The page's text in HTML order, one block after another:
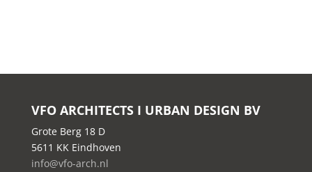
VFO ARCHITECTS I URBAN DESIGN BV
Grote Berg 18 D
5611 KK Eindhoven
info@vfo-arch.nl